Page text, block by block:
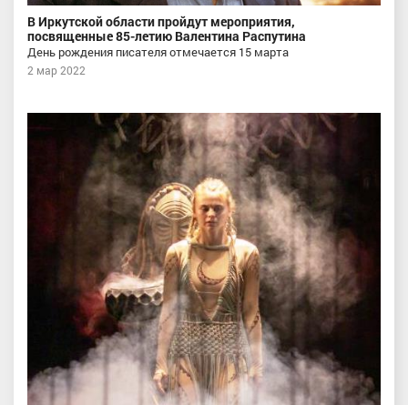
В Иркутской области пройдут мероприятия,
посвященные 85-летию Валентина Распутина
День рождения писателя отмечается 15 марта
2 мар 2022